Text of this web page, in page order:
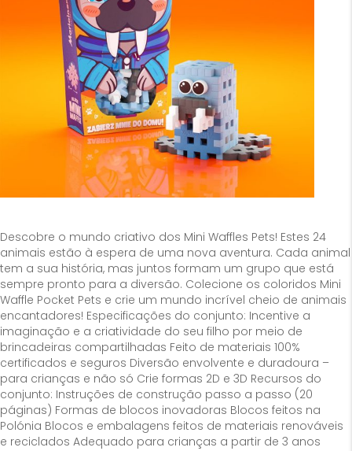
Descobre o mundo criativo dos Mini Waffles Pets! Estes 24
animais estão à espera de uma nova aventura. Cada animal
tem a sua história, mas juntos formam um grupo que está
sempre pronto para a diversão. Colecione os coloridos Mini
Waffle Pocket Pets e crie um mundo incrível cheio de animais
encantadores! Especificações do conjunto: Incentive a
imaginação e a criatividade do seu filho por meio de
brincadeiras compartilhadas Feito de materiais 100%
certificados e seguros Diversão envolvente e duradoura –
para crianças e não só Crie formas 2D e 3D Recursos do
conjunto: Instruções de construção passo a passo (20
páginas) Formas de blocos inovadoras Blocos feitos na
Polónia Blocos e embalagens feitos de materiais renováveis ​​
e reciclados Adequado para crianças a partir de 3 anos